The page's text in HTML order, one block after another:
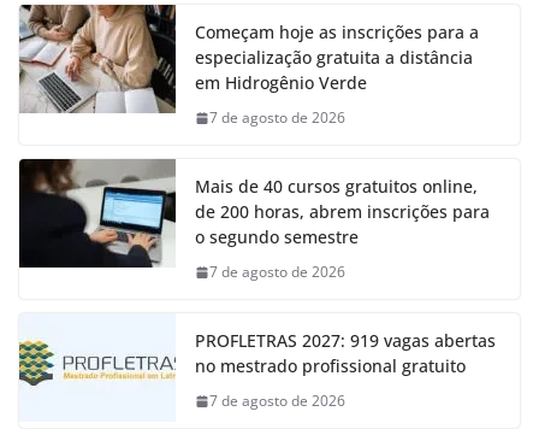
Começam hoje as inscrições para a
especialização gratuita a distância
em Hidrogênio Verde
7 de agosto de 2026
Mais de 40 cursos gratuitos online,
de 200 horas, abrem inscrições para
o segundo semestre
7 de agosto de 2026
PROFLETRAS 2027: 919 vagas abertas
no mestrado profissional gratuito
7 de agosto de 2026